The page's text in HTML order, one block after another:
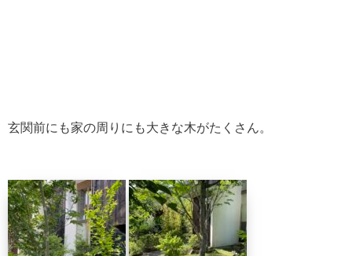
玄関前にも家の周りにも大きな木がたくさん。